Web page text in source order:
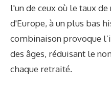
l'un de ceux où le taux
d'Europe, à un plus bas
combinaison provoque
des âges, réduisant le
chaque retraité.